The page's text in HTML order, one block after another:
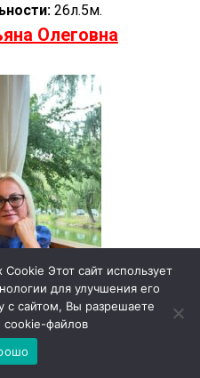
26л.5м.
Олеговна
Этот сайт использует
для улучшения его
с сайтом, Вы разрешаете
cookie-файлов